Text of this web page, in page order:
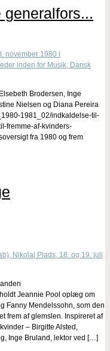
Brodersen, Inge
Nielsen og Diana Pereira
1981_02/indkaldelse-til-
fremme-af-kvinders-
fra 1980 og frem
Jeannie Pool oplæg om
Fanny Mendelssohn, som den
frem af glemslen. Inspireret af
– Birgitte Alsted,
Inge Bruland, lektor ved […]